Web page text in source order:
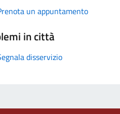
un appuntamento
in città
disservizio